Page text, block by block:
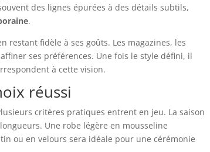
des lignes épurées à des détails subtils,
.
restant fidèle à ses goûts. Les magazines, les
ses préférences. Une fois le style défini, il
à cette vision.
réussi
critères pratiques entrent en jeu. La saison
Une robe légère en mousseline
ou en velours sera idéale pour une cérémonie